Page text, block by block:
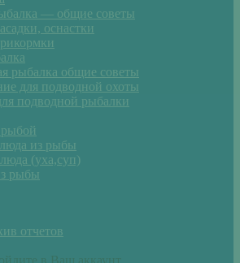
— общие советы
оснастки
рыбалка общие советы
для подводной охоты
подводной рыбалки
из рыбы
(уха,суп)
рыбы
отчетов
в Ваш аккаунт